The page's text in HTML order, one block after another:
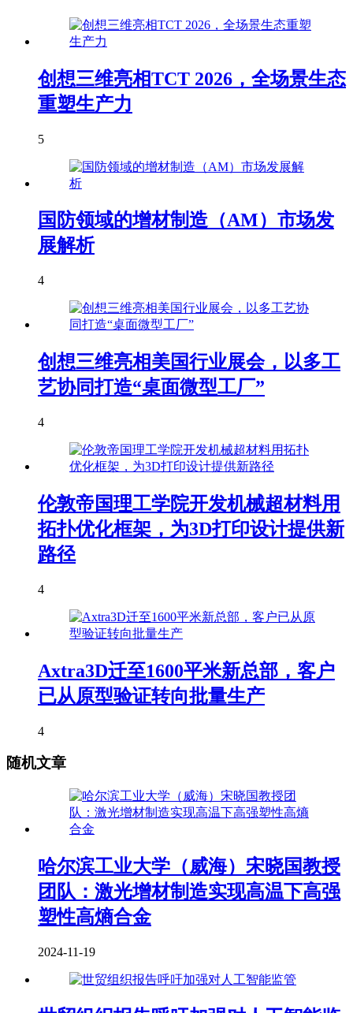
创想三维亮相TCT 2026，全场景生态
重塑生产力
5
国防领域的增材制造（AM）市场发
展解析
4
创想三维亮相美国行业展会，以多工
艺协同打造“桌面微型工厂”
4
伦敦帝国理工学院开发机械超材料用
拓扑优化框架，为3D打印设计提供新
路径
4
Axtra3D迁至1600平米新总部，客户
已从原型验证转向批量生产
4
随机文章
哈尔滨工业大学（威海）宋晓国教授
团队：激光增材制造实现高温下高强
塑性高熵合金
2024-11-19